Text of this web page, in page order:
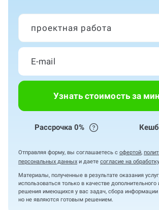
проектная работа
Узнать стоимость за
Рассрочка 0%
Отправляя форму, вы соглашаетесь с офертой,
персональных данных и даете согласие на
Материалы, полученные в результате оказания
использоваться только в качестве дополнительного
решения имеющихся у вас задач, сбора информации
но не являются готовым решением.